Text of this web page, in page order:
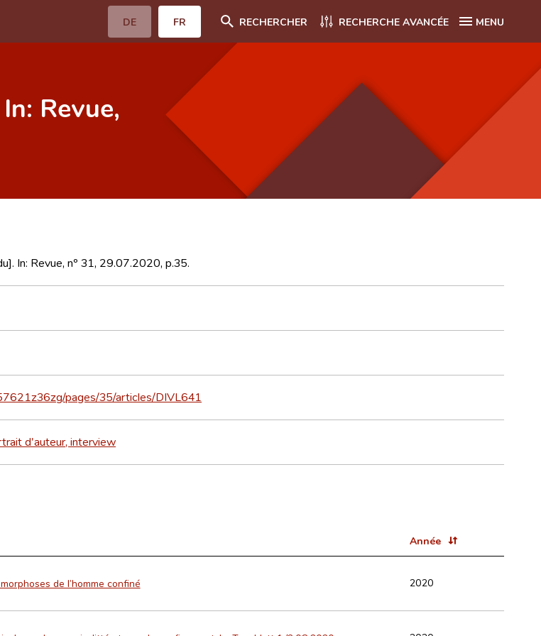
DE FR RECHERCHER RECHERCHE AVANCÉE MENU
Revue,
In: Revue, nº 31, 29.07.2020, p.35.
pages/35/articles/DIVL641
d'auteur, interview
Année
de l’homme confiné 2020